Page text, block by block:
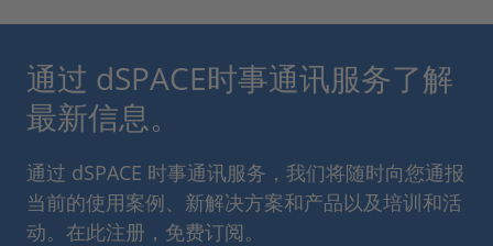
通过 dSPACE时事通讯服务了解
最新信息。
通过 dSPACE 时事通讯服务，我们将随时向您通报
当前的使用案例、新解决方案和产品以及培训和活
动。在此注册，免费订阅。